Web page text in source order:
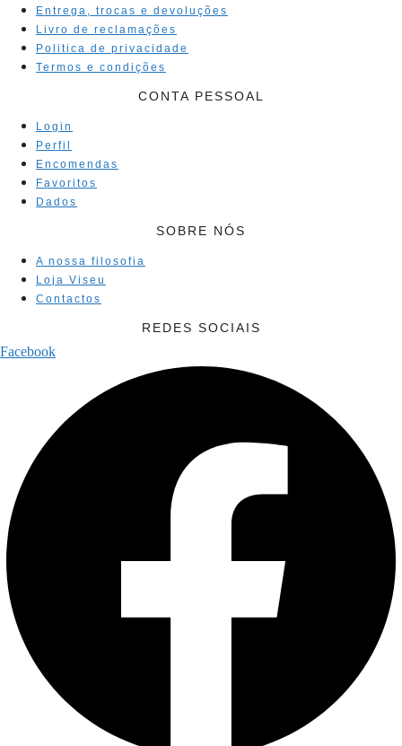
Entrega, trocas e devoluções
Livro de reclamações
Politica de privacidade
Termos e condições
CONTA PESSOAL
Login
Perfil
Encomendas
Favoritos
Dados
SOBRE NÓS
A nossa filosofia
Loja Viseu
Contactos
REDES SOCIAIS
Facebook